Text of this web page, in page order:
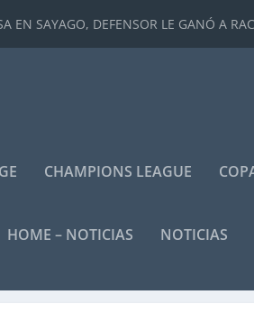
EN SAYAGO, DEFENSOR LE GANÓ A
CHAMPIONS LEAGUE
HOME – NOTICIAS NOTICIAS